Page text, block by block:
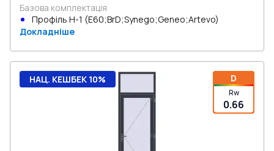
Базова комплектація
Профіль Н-1 (E60;BrD;Synego;Geneo;Artevo)
Докладніше
D
Rw
0.66
НАЦ. КЕШБЕК 10%